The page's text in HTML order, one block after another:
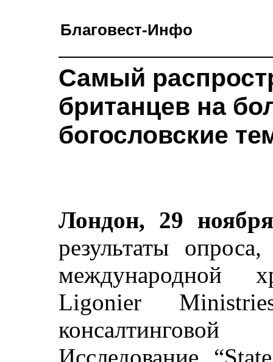
Благовест-Инфо
Самый
британцев на
богословские
Лондон, 29
результаты
международной
Ligonier
Исследование